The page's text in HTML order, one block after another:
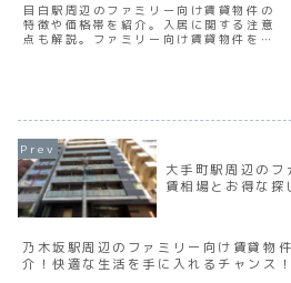
目白駅周辺のファミリー向け賃貸物件の
特徴や価格帯を紹介。入居に関する注意
点も解説。ファミリー向け賃貸物件を選
大手町駅周辺のフ
賃相場とお得な探
乃木坂駅周辺のファミリー向け賃貸物
介！快適な生活を手に入れるチャンス！